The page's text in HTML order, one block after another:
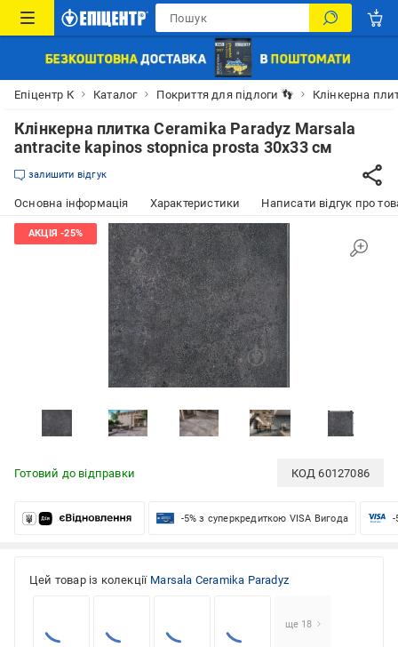
Епіцентр К Каталог Покриття для підлоги 👣 Клінкерна
Клінкерна плитка Ceramika Paradyz Marsala
antracite kapinos stopnica prosta 30x33 см
залишити відгук
Основна інформація Характеристики Написати відгук про
Готовий до відправки КОД60127086
-5% з суперкредиткою VISA Вигода -
Цей товар із колекції Marsala Ceramika Paradyz
ще 18